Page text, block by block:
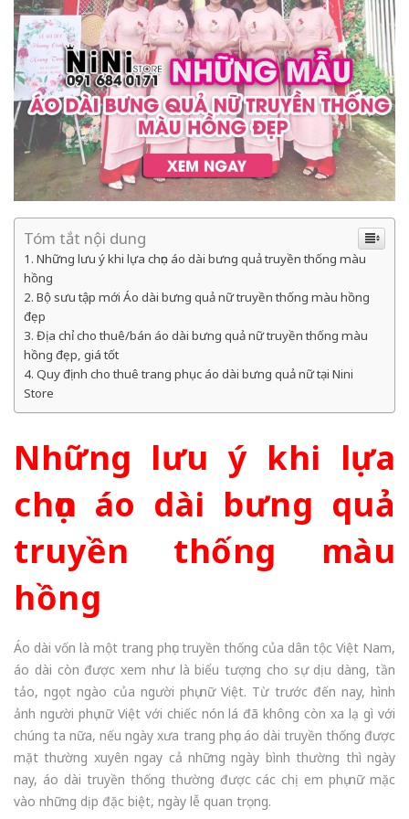
Tóm tắt nội dung
Những lưu ý khi lựa chọn áo dài bưng quả truyền thống màu
hồng
Bộ sưu tập mới Áo dài bưng quả nữ truyền thống màu hồng
đẹp
Địa chỉ cho thuê/bán áo dài bưng quả nữ truyền thống màu
hồng đẹp, giá tốt
Quy định cho thuê trang phục áo dài bưng quả nữ tại Nini
Store
Những lưu ý khi lựa
chọn áo dài bưng quả
truyền thống màu
hồng
Áo dài vốn là một trang phục truyền thống của dân tộc Việt Nam,
áo dài còn được xem như là biểu tượng cho sự dịu dàng, tần
tảo, ngọt ngào của người phụ nữ Việt. Từ trước đến nay, hình
ảnh người phụ nữ Việt với chiếc nón lá đã không còn xa lạ gì với
chúng ta nữa, nếu ngày xưa trang phục áo dài truyền thống được
mặt thường xuyên ngay cả những ngày bình thường thì ngày
nay, áo dài truyền thống thường được các chị em phụ nữ mặc
vào những dịp đặc biệt, ngày lễ quan trọng.